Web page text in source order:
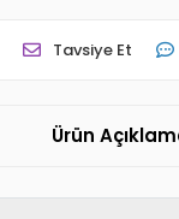
Tavsiye Et
Ürün